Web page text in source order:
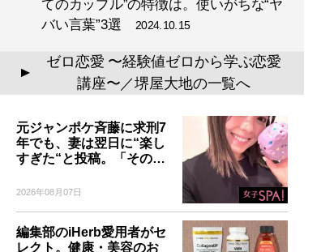
てのカップル”の特徴は。使いがちな“ヤ
バい言葉”3選 2024.10.15
▲
ゼロ恋愛 〜経験値ゼロから学ぶ恋愛
講座〜／堺屋大地の一覧へ
元ジャンポケ斉藤に求刑7
年でも、妻は翌日に“楽し
すぎた“と投稿。「その…
2026年08月07日
編集部のiHerb愛用者がセ
レクト。健康・美容のお